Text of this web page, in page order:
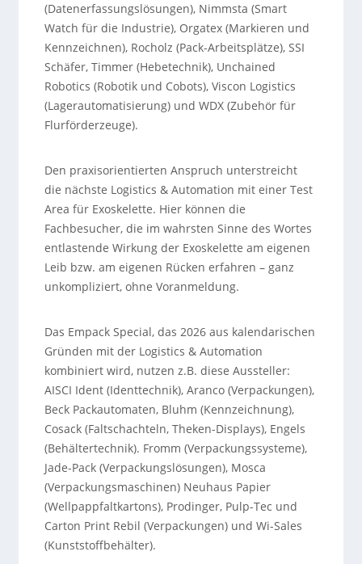
(Datenerfassungslösungen), Nimmsta (Smart
Watch für die Industrie), Orgatex (Markieren und
Kennzeichnen), Rocholz (Pack-Arbeitsplätze), SSI
Schäfer, Timmer (Hebetechnik), Unchained
Robotics (Robotik und Cobots), Viscon Logistics
(Lagerautomatisierung) und WDX (Zubehör für
Flurförderzeuge).
Den praxisorientierten Anspruch unterstreicht
die nächste Logistics & Automation mit einer Test
Area für Exoskelette. Hier können die
Fachbesucher, die im wahrsten Sinne des Wortes
entlastende Wirkung der Exoskelette am eigenen
Leib bzw. am eigenen Rücken erfahren – ganz
unkompliziert, ohne Voranmeldung.
Das Empack Special, das 2026 aus kalendarischen
Gründen mit der Logistics & Automation
kombiniert wird, nutzen z.B. diese Aussteller:
AISCI Ident (Identtechnik), Aranco (Verpackungen),
Beck Packautomaten, Bluhm (Kennzeichnung),
Cosack (Faltschachteln, Theken-Displays), Engels
(Behältertechnik). Fromm (Verpackungssysteme),
Jade-Pack (Verpackungslösungen), Mosca
(Verpackungsmaschinen) Neuhaus Papier
(Wellpappfaltkartons), Prodinger, Pulp-Tec und
Carton Print Rebil (Verpackungen) und Wi-Sales
(Kunststoffbehälter).